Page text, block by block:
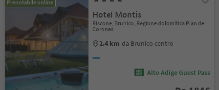
Prenotabile online
Hotel Montis
Riscone, Brunico, Regione dolomitica Plan de
Corones
2.4 km da Brunico centro
Alto Adige Guest Pass